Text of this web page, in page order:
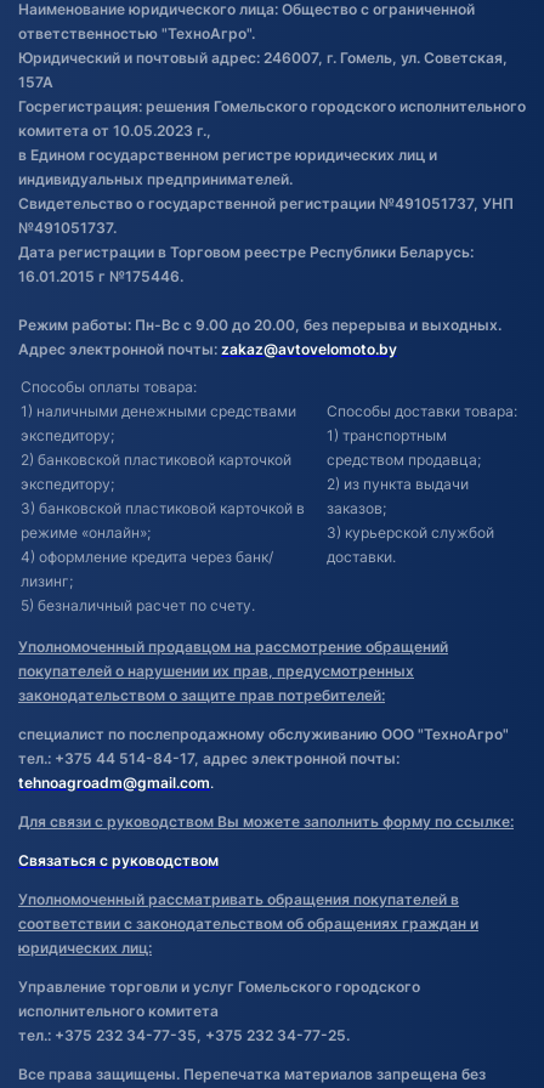
Обработка файлов cookie
Постановка транспорта на учет
Обновления в ЭПТС 2024
Наименование юридического лица: Общество с ограниченной
ответственностью "ТехноАгро".
Юридический и почтовый адрес: 246007, г. Гомель, ул. Советская,
157А
Госрегистрация: решения Гомельского городского исполнительного
комитета от 10.05.2023 г.,
в Едином государственном регистре юридических лиц и
индивидуальных предпринимателей.
Свидетельство о государственной регистрации №491051737, УНП
№491051737.
Дата регистрации в Торговом реестре Республики Беларусь:
16.01.2015 г №175446.
Режим работы: Пн-Вс с 9.00 до 20.00, без перерыва и выходных.
Адрес электронной почты: zakaz@avtovelomoto.by
Способы оплаты товара:
1) наличными денежными средствами
экспедитору;
2) банковской пластиковой карточкой
экспедитору;
3) банковской пластиковой карточкой в
режиме «онлайн»;
4) оформление кредита через банк/
лизинг;
5) безналичный расчет по счету.
Способы доставки товара:
1) транспортным
средством продавца;
2) из пункта выдачи
заказов;
3) курьерской службой
доставки.
Уполномоченный продавцом на рассмотрение обращений
покупателей о нарушении их прав, предусмотренных
законодательством о защите прав потребителей:
специалист по послепродажному обслуживанию ООО "ТехноАгро"
тел.: +375 44 514-84-17, адрес электронной почты:
tehnoagroadm@gmail.com.
Для связи с руководством Вы можете заполнить форму по ссылке:
Связаться с руководством
Уполномоченный рассматривать обращения покупателей в
соответствии с законодательством об обращениях граждан и
юридических лиц:
Управление торговли и услуг Гомельского городского
исполнительного комитета
тел.: +375 232 34-77-35, +375 232 34-77-25.
Все права защищены. Перепечатка материалов запрещена без